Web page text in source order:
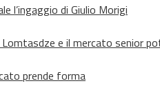
l’ingaggio di Giulio Morigi
e il mercato senior
prende forma